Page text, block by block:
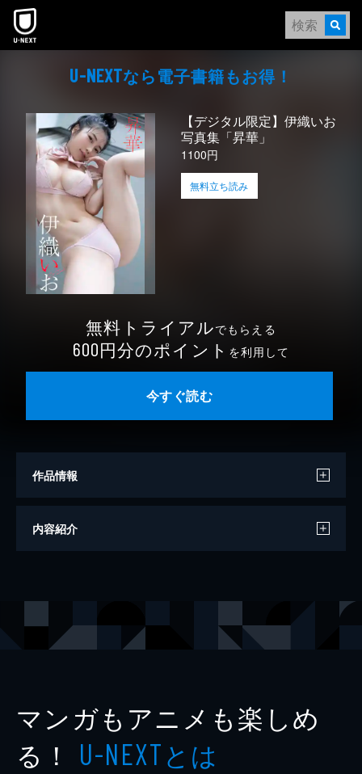
本文へスキップ
U-NEXTなら電⼦書籍もお得！
【デジタル限定】伊織いお
写真集「昇華」
1100円
無料立ち読み
無料トライアルでもらえる
600円分のポイント を利用して
今すぐ読む
作品情報
モデル
内容紹介
マンガもアニメも楽しめ
る！ U-NEXTとは